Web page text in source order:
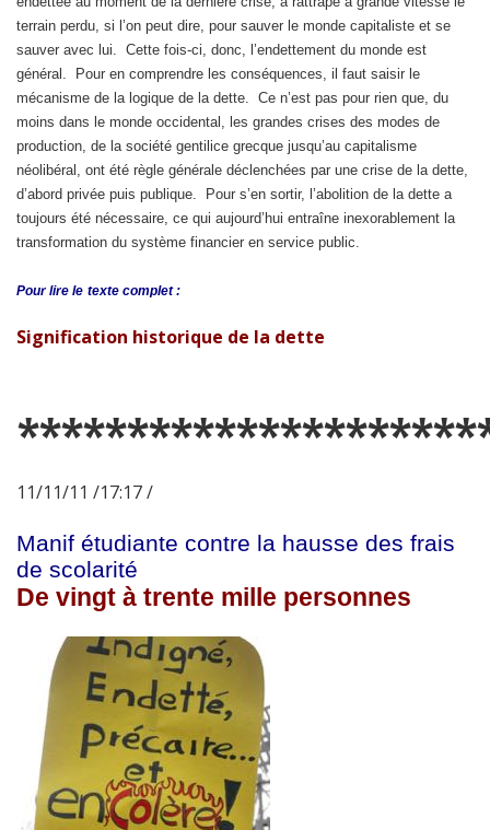
terrain perdu, si l’on peut dire, pour sauver le monde capitaliste et se
sauver avec lui. Cette fois-ci, donc, l’endettement du monde est
général. Pour en comprendre les conséquences, il faut saisir le
mécanisme de la logique de la dette. Ce n’est pas pour rien que, du
moins dans le monde occidental, les grandes crises des modes de
production, de la société gentilice grecque jusqu’au capitalisme
néolibéral, ont été règle générale déclenchées par une crise de la dette,
d’abord privée puis publique. Pour s’en sortir, l’abolition de la dette a
toujours été nécessaire, ce qui aujourd’hui entraîne inexorablement la
transformation du système financier en service public.
Pour lire le texte complet :
Signification historique de la dette
11/11/11 /17:17 /
Manif étudiante contre la hausse des frais
de scolarité
De vingt à trente mille personnes